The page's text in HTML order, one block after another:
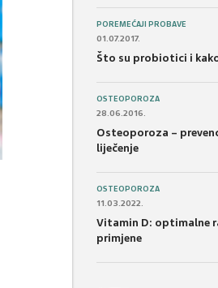
POREMEĆAJI PROBAVE
01.07.2017.
Što su probiotici i
OSTEOPOROZA
28.06.2016.
Osteoporoza –
liječenje
OSTEOPOROZA
11.03.2022.
Vitamin D: optimalne
primjene